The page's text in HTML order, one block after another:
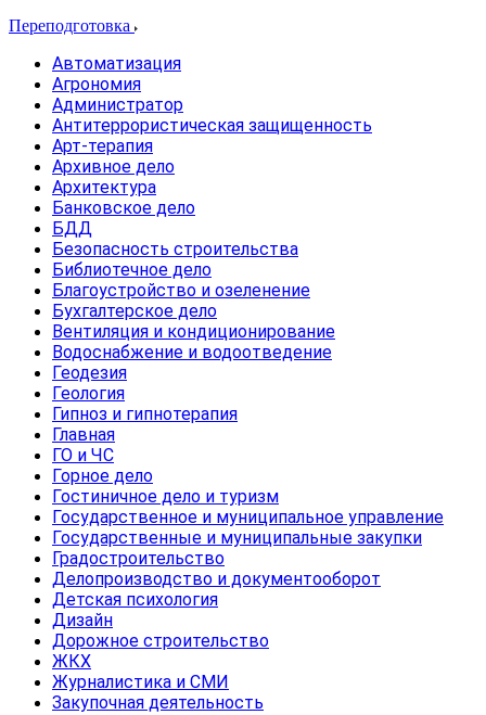
Переподготовка
Автоматизация
Агрономия
Администратор
Антитеррористическая защищенность
Арт-терапия
Архивное дело
Архитектура
Банковское дело
БДД
Безопасность строительства
Библиотечное дело
Благоустройство и озеленение
Бухгалтерское дело
Вентиляция и кондиционирование
Водоснабжение и водоотведение
Геодезия
Геология
Гипноз и гипнотерапия
Главная
ГО и ЧС
Горное дело
Гостиничное дело и туризм
Государственное и муниципальное управление
Государственные и муниципальные закупки
Градостроительство
Делопроизводство и документооборот
Детская психология
Дизайн
Дорожное строительство
ЖКХ
Журналистика и СМИ
Закупочная деятельность